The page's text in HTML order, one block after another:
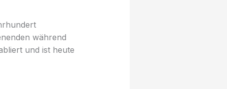
während
und ist heute